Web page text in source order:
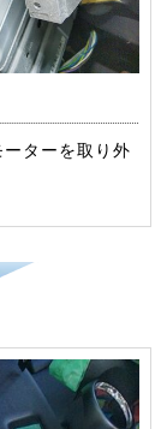
ターを取り外